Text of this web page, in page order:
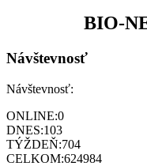
BIO-
Návštevnosť
Návštevnosť:
ONLINE:0
DNES:103
TÝŽDEŇ:704
CELKOM:624984